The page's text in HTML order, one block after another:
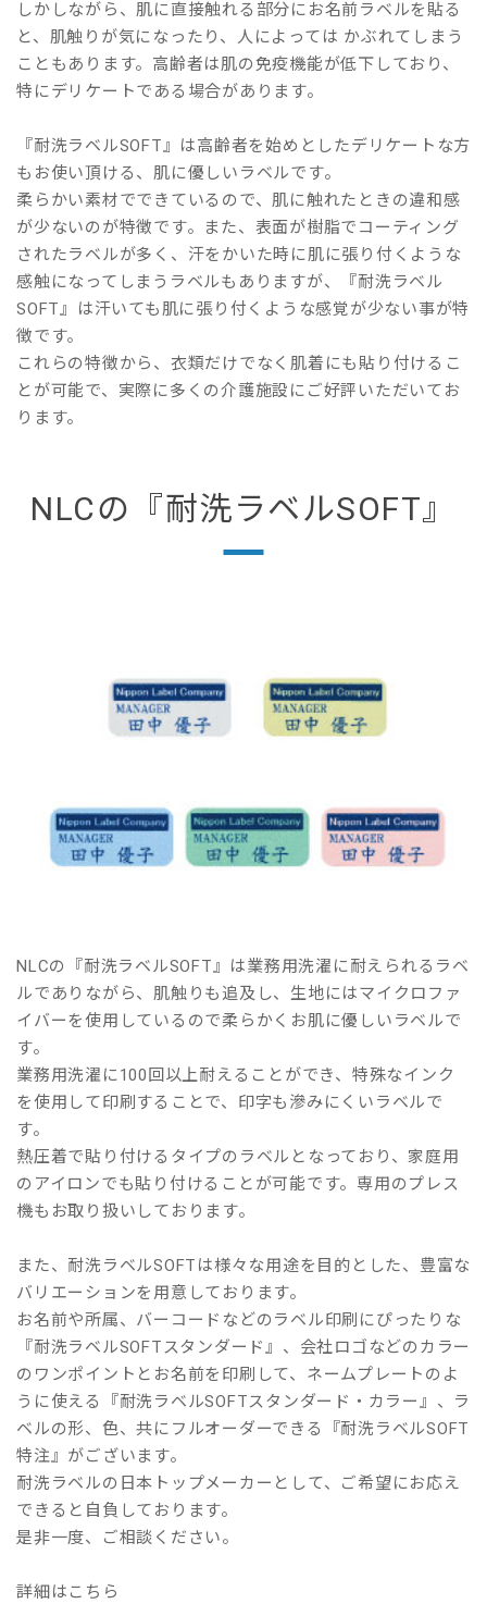
しかしながら、肌に直接触れる部分にお名前ラベルを貼る
と、肌触りが気になったり、人によっては かぶれてしまう
こともあります。高齢者は肌の免疫機能が低下しており、
特にデリケートである場合があります。
『耐洗ラベルSOFT』は高齢者を始めとしたデリケートな方
もお使い頂ける、肌に優しいラベルです。
柔らかい素材でできているので、肌に触れたときの違和感
が少ないのが特徴です。また、表面が樹脂でコーティング
されたラベルが多く、汗をかいた時に肌に張り付くような
感触になってしまうラベルもありますが、『耐洗ラベル
SOFT』は汗いても肌に張り付くような感覚が少ない事が特
徴です。
これらの特徴から、衣類だけでなく肌着にも貼り付けるこ
とが可能で、実際に多くの介護施設にご好評いただいてお
ります。
NLCの『耐洗ラベルSOFT』
NLCの『耐洗ラベルSOFT』は業務用洗濯に耐えられるラベ
ルでありながら、肌触りも追及し、生地にはマイクロファ
イバーを使用しているので柔らかくお肌に優しいラベルで
す。
業務用洗濯に100回以上耐えることができ、特殊なインク
を使用して印刷することで、印字も滲みにくいラベルで
す。
熱圧着で貼り付けるタイプのラベルとなっており、家庭用
のアイロンでも貼り付けることが可能です。専用のプレス
機もお取り扱いしております。
また、耐洗ラベルSOFTは様々な用途を目的とした、豊富な
バリエーションを用意しております。
お名前や所属、バーコードなどのラベル印刷にぴったりな
『耐洗ラベルSOFTスタンダード』、会社ロゴなどのカラー
のワンポイントとお名前を印刷して、ネームプレートのよ
うに使える『耐洗ラベルSOFTスタンダード・カラー』、ラ
ベルの形、色、共にフルオーダーできる『耐洗ラベルSOFT
特注』がございます。
耐洗ラベルの日本トップメーカーとして、ご希望にお応え
できると自負しております。
是非一度、ご相談ください。
詳細はこちら